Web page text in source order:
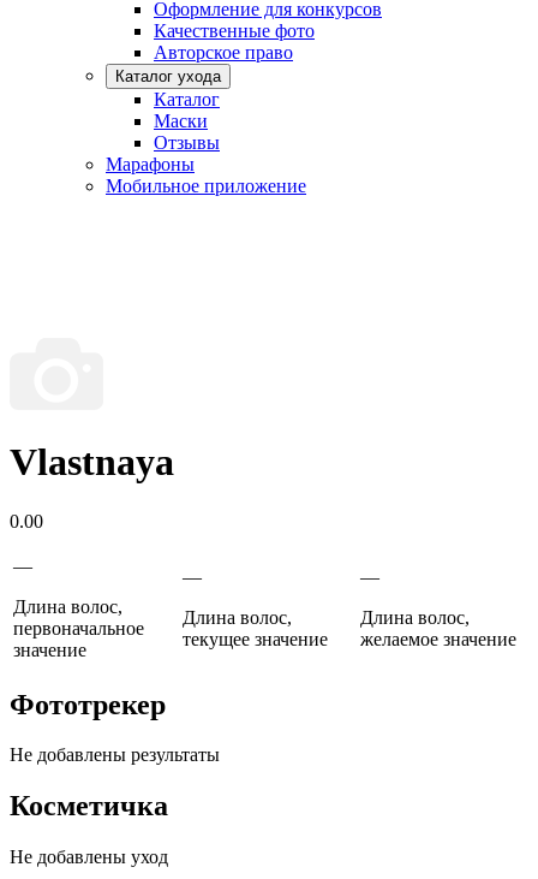
Оформление для конкурсов
Качественные фото
Авторское право
Каталог ухода
Каталог
Маски
Отзывы
Марафоны
Мобильное приложение
Vlastnaya
0.00
—
Длина волос,
первоначальное
значение
—
Длина волос,
текущее значение
—
Длина волос,
желаемое значение
Фототрекер
Не добавлены результаты
Косметичка
Не добавлены уход